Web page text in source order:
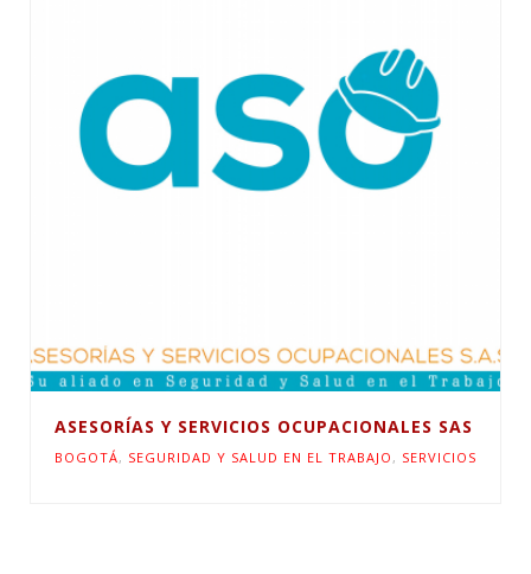
ASESORÍAS Y SERVICIOS OCUPACIONALES SAS
BOGOTÁ, SEGURIDAD Y SALUD EN EL TRABAJO , SERVICIOS